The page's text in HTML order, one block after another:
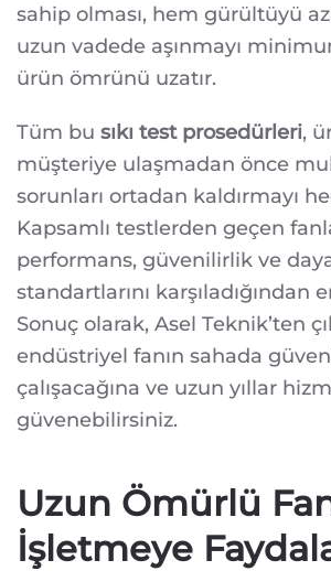
sahip olması, hem gürültüyü
uzun vadede aşınmayı
ürün ömrünü uzatır.
Tüm bu sıkı test prosedürleri,
müşteriye ulaşmadan önce
sorunları ortadan kaldırmayı
Kapsamlı testlerden geçen
performans, güvenilirlik ve
standartlarını karşıladığından
Sonuç olarak, Asel Teknik’ten
endüstriyel fanın sahada
çalışacağına ve uzun yıllar
güvenebilirsiniz.
Uzun Ömürlü
İşletmeye